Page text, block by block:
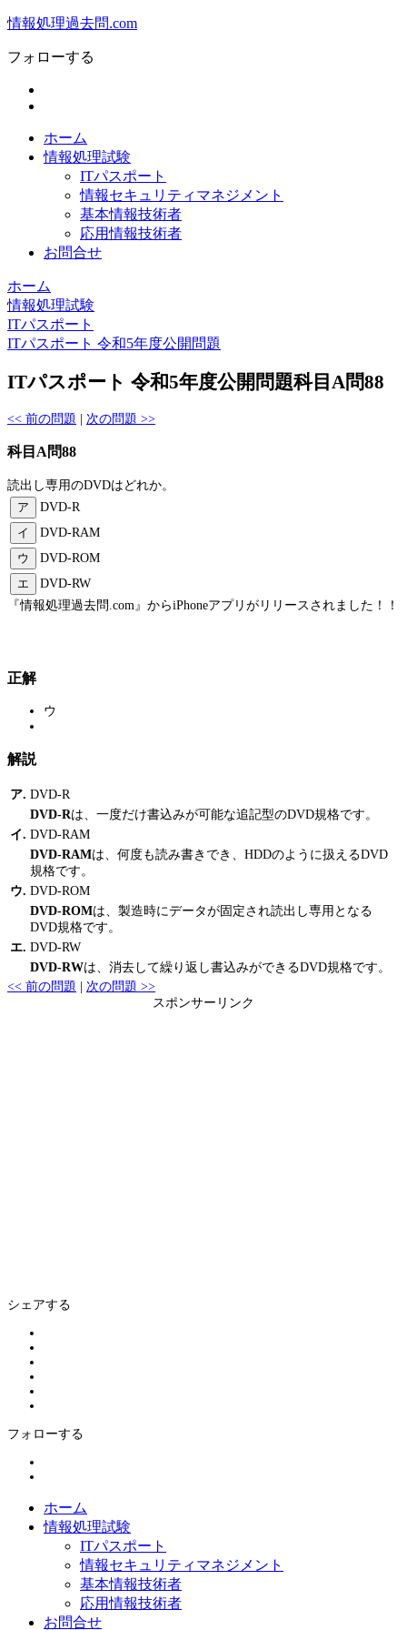
情報処理過去問.com
フォローする
ホーム
情報処理試験
ITパスポート
情報セキュリティマネジメント
基本情報技術者
応用情報技術者
お問合せ
ホーム
情報処理試験
ITパスポート
ITパスポート 令和5年度公開問題
ITパスポート 令和5年度公開問題科目A問88
<< 前の問題 次の問題 >>
科目A問88
読出し専用のDVDはどれか。
ア
DVD-R
イ
DVD-RAM
ウ
DVD-ROM
エ
DVD-RW
『情報処理過去問.com』からiPhoneアプリがリリースされました！！
正解
ウ
解説
ア. DVD-R
DVD-Rは、一度だけ書込みが可能な追記型のDVD規格です。
イ. DVD-RAM
DVD-RAMは、何度も読み書きでき、HDDのように扱えるDVD
規格です。
ウ. DVD-ROM
DVD-ROMは、製造時にデータが固定され読出し専用となる
DVD規格です。
エ. DVD-RW
DVD-RWは、消去して繰り返し書込みができるDVD規格です。
<< 前の問題
次の問題 >>
スポンサーリンク
シェアする
フォローする
ホーム
情報処理試験
ITパスポート
情報セキュリティマネジメント
基本情報技術者
応用情報技術者
お問合せ